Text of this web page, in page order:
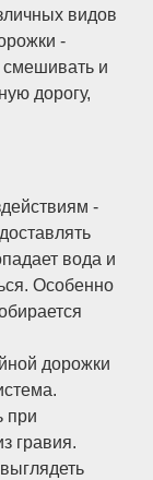
видов
-
смешивать и
дорогу,
-
вода и
Особенно
дорожки
при
гравия.